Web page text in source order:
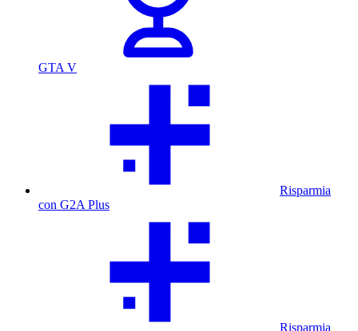
GTA V
Risparmia
con G2A Plus
Risparmia